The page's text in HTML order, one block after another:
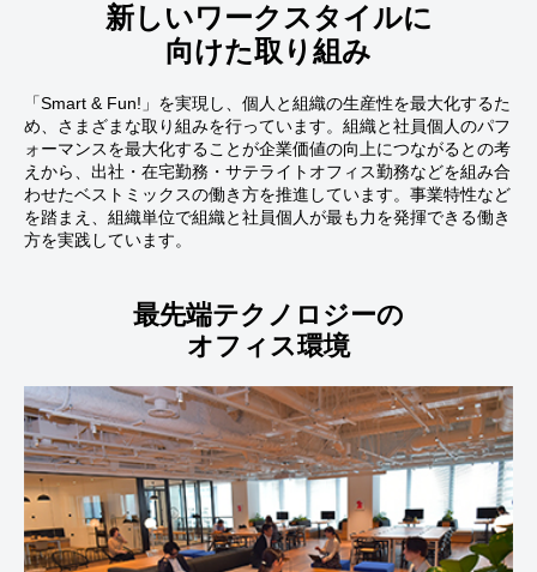
新しいワークスタイルに
向けた取り組み
「Smart & Fun!」を実現し、個人と組織の生産性を最大化するた
め、さまざまな取り組みを行っています。組織と社員個人のパフ
ォーマンスを最大化することが企業価値の向上につながるとの考
えから、出社・在宅勤務・サテライトオフィス勤務などを組み合
わせたベストミックスの働き方を推進しています。事業特性など
を踏まえ、組織単位で組織と社員個人が最も力を発揮できる働き
方を実践しています。
最先端テクノロジーの
オフィス環境